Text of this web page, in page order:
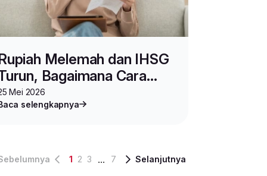
Melemah dan IHSG
Bagaimana Cara
Tetap Cuan?
Mei 2026
selengkapnya
1 2 3 ... 7 Selanjutnya